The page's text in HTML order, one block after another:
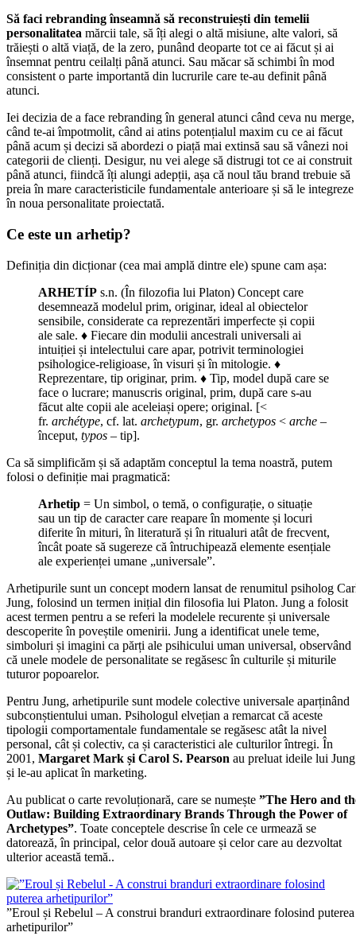
Să faci rebranding înseamnă să reconstruiești din temelii
personalitatea mărcii tale, să îți alegi o altă misiune, alte valori, să
trăiești o altă viață, de la zero, punând deoparte tot ce ai făcut și ai
însemnat pentru ceilalți până atunci. Sau măcar să schimbi în mod
consistent o parte importantă din lucrurile care te-au definit până
atunci.
Iei decizia de a face rebranding în general atunci când ceva nu merge,
când te-ai împotmolit, când ai atins potențialul maxim cu ce ai făcut
până acum și decizi să abordezi o piață mai extinsă sau să vânezi noi
categorii de clienți. Desigur, nu vei alege să distrugi tot ce ai construit
până atunci, fiindcă îți alungi adepții, așa că noul tău brand trebuie să
preia în mare caracteristicile fundamentale anterioare și să le integreze
în noua personalitate proiectată.
Ce este un arhetip?
Definiția din dicționar (cea mai amplă dintre ele) spune cam așa:
ARHETÍP s.n. (În filozofia lui Platon) Concept care
desemnează modelul prim, originar, ideal al obiectelor
sensibile, considerate ca reprezentări imperfecte și copii
ale sale. ♦ Fiecare din modulii ancestrali universali ai
intuiției și intelectului care apar, potrivit terminologiei
psihologice-religioase, în visuri și în mitologie. ♦
Reprezentare, tip originar, prim. ♦ Tip, model după care se
face o lucrare; manuscris original, prim, după care s-au
făcut alte copii ale aceleiași opere; original. [<
fr. archétype, cf. lat. archetypum, gr. archetypos < arche –
început, typos – tip].
Ca să simplificăm și să adaptăm conceptul la tema noastră, putem
folosi o definiție mai pragmatică:
Arhetip = Un simbol, o temă, o configurație, o situație
sau un tip de caracter care reapare în momente și locuri
diferite în mituri, în literatură și în ritualuri atât de frecvent,
încât poate să sugereze că întruchipează elemente esențiale
ale experienței umane „universale”.
Arhetipurile sunt un concept modern lansat de renumitul psiholog
Jung, folosind un termen inițial din filosofia lui Platon. Jung a folosit
acest termen pentru a se referi la modelele recurente și universale
descoperite în poveștile omenirii. Jung a identificat unele teme,
simboluri și imagini ca părți ale psihicului uman universal, observând
că unele modele de personalitate se regăsesc în culturile și miturile
tuturor popoarelor.
Pentru Jung, arhetipurile sunt modele colective universale aparținând
subconștientului uman. Psihologul elvețian a remarcat că aceste
tipologii comportamentale fundamentale se regăsesc atât la nivel
personal, cât și colectiv, ca și caracteristici ale culturilor întregi. În
2001, Margaret Mark și Carol S. Pearson au preluat ideile lui Jung
și le-au aplicat în marketing.
Au publicat o carte revoluționară, care se numește ”The Hero and
Outlaw: Building Extraordinary Brands Through the Power of
Archetypes”. Toate conceptele descrise în cele ce urmează se
datorează, în principal, celor două autoare și celor care au dezvoltat
ulterior această temă..
”Eroul și Rebelul – A construi branduri extraordinare folosind puterea
arhetipurilor”